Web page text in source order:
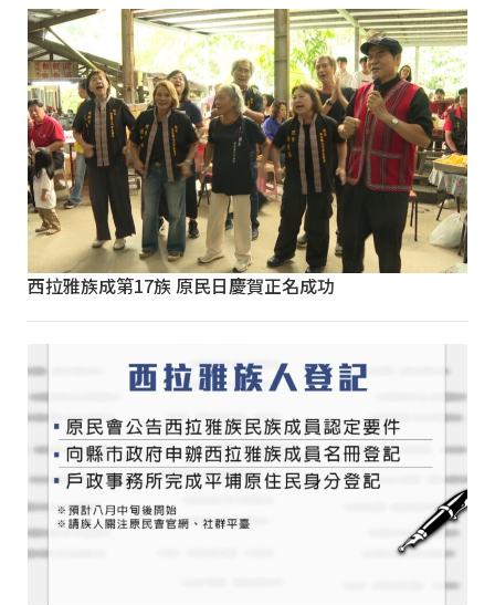
西拉雅族成第17族 原民日慶賀正名成功